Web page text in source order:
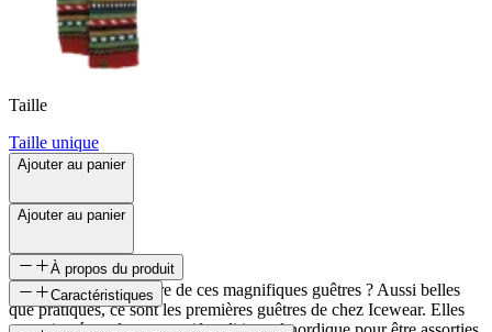
Taille
Taille unique
Ajouter au panier
Ajouter au panier
À propos du produit
Qui refuserait une paire de ces magnifiques guêtres ? Aussi belles
que pratiques, ce sont les premières guêtres de chez Icewear. Elles
Caractéristiques